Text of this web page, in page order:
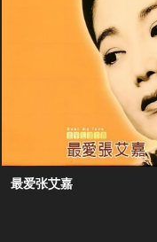
最爱张艾嘉